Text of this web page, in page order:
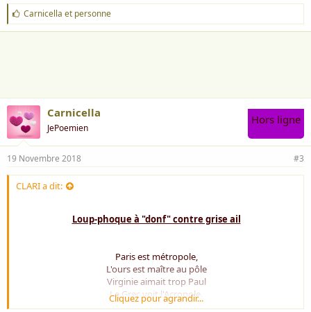
J
'
a
Carnicella et personne
Carnicella
JePoemien
Hors ligne
19 Novembre 2018 #3
CLARI a dit:
Loup-phoque à "donf" contre grise ail
Paris est métropole,
L'ours est maître au pôle
Virginie aimait trop Paul
Le Grec voit l'Acropole.
Cliquez pour agrandir...